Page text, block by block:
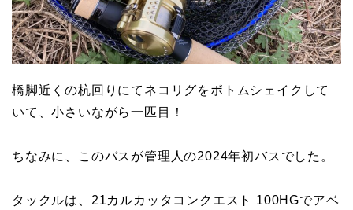
橋脚近くの杭回りにてネコリグをボトムシェイクして
いて、小さいながら一匹目！
ちなみに、このバスが管理人の2024年初バスでした。
タックルは、21カルカッタコンクエスト 100HGでアベ